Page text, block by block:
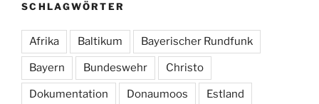
SCHLAGWÖRTER
Afrika Baltikum Bayerischer Rundfunk
Bayern Bundeswehr Christo
Dokumentation Donaumoos Estland